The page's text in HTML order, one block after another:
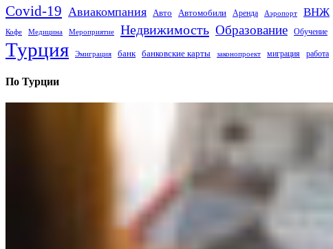
Covid-19 Авиакомпания Авто Автомобили Аренда Аэропорт ВНЖ
Кофе Медицина Мероприятие Недвижимость Образование Обучение
Турция Эмиграция банк банковские карты законопроект миграция работа
По Турции